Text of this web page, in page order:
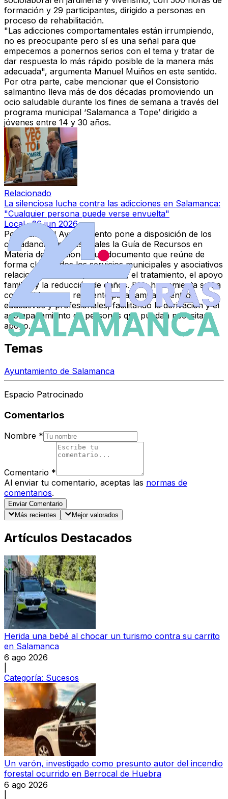
formación y 29 participantes, dirigido a personas en
proceso de rehabilitación.
"Las adicciones comportamentales están irrumpiendo,
no es preocupante pero sí es una señal para que
empecemos a ponernos serios con el tema y tratar de
dar respuesta lo más rápido posible de la manera más
adecuada", argumenta Manuel Muiños en este sentido.
Por otra parte, cabe mencionar que el Consistorio
salmantino lleva más de dos décadas promoviendo un
ocio saludable durante los fines de semana a través del
programa municipal ‘Salamanca a Tope’ dirigido a
jóvenes entre 14 y 30 años.
Relacionado
La silenciosa lucha contra las adicciones en Salamanca:
"Cualquier persona puede verse envuelta"
Local·26 jun 2026
Por último, el Ayuntamiento pone a disposición de los
ciudadanos y profesionales la Guía de Recursos en
Materia de Adicciones, un documento que reúne de
forma clara todos los servicios municipales y asociativos
relacionados con la prevención, el tratamiento, el apoyo
familiar y la reducción de daños. Esta herramienta se ha
convertido en un referente para familias, centros
educativos y profesionales, facilitando la derivación y el
acompañamiento de personas que puedan necesitar
apoyo.
Temas
Ayuntamiento de Salamanca
Espacio Patrocinado
Comentarios
Nombre *
Comentario *
Al enviar tu comentario, aceptas las normas de
comentarios.
Enviar Comentario
Más recientes
Mejor valorados
Artículos Destacados
Herida una bebé al chocar un turismo contra su carrito
en Salamanca
6 ago 2026
Categoría: Sucesos
Un varón, investigado como presunto autor del incendio
forestal ocurrido en Berrocal de Huebra
6 ago 2026